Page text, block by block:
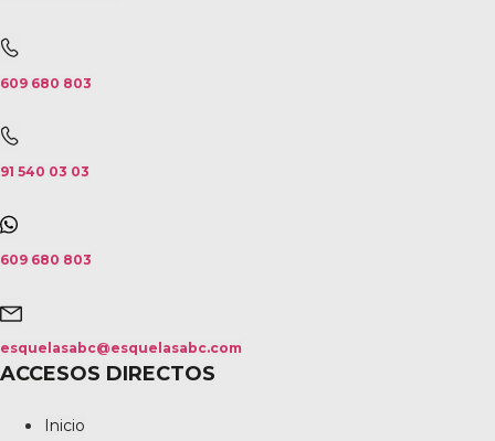
609 680 803
91 540 03 03
609 680 803
esquelasabc@esquelasabc.com
ACCESOS DIRECTOS
Inicio